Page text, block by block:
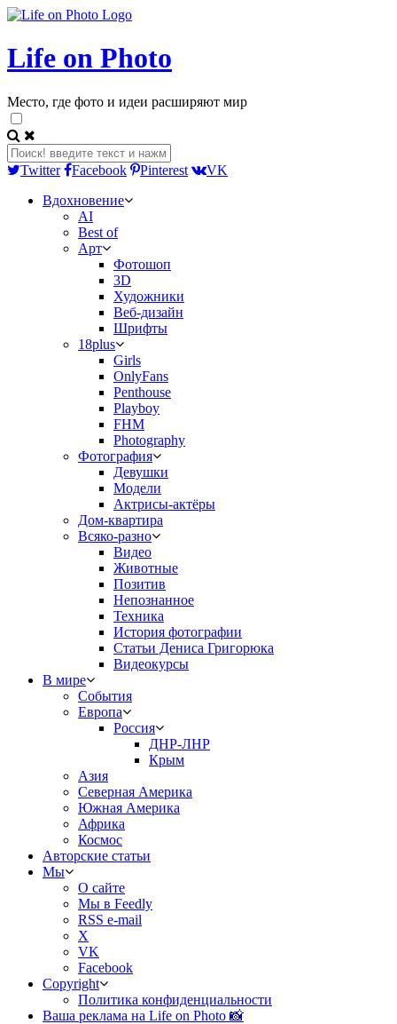
Life on Photo
Место, где фото и идеи расширяют мир
Twitter Facebook Pinterest
VK
Вдохновение
AI
Best of
Арт
Фотошоп
3D
Художники
Веб-дизайн
Шрифты
18plus
Girls
OnlyFans
Penthouse
Playboy
FHM
Photography
Фотография
Девушки
Модели
Актрисы-актёры
Дом-квартира
Всяко-разно
Видео
Животные
Позитив
Непознанное
Техника
История фотографии
Статьи Дениса Григорюка
Видеокурсы
В мире
События
Европа
Россия
ДНР-ЛНР
Крым
Азия
Северная Америка
Южная Америка
Африка
Космос
Авторские статьи
Мы
О сайте
Мы в Feedly
RSS e-mail
X
VK
Facebook
Copyright
Политика конфиденциальности
Ваша реклама на Life on Photo 📸